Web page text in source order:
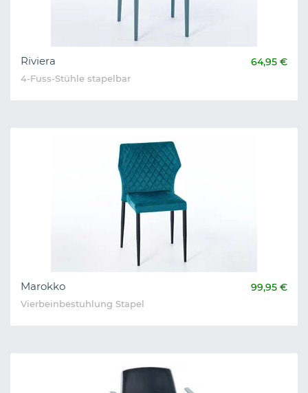
Riviera 64,95 €
4-Fuss-Stühle stapelbar
Marokko 99,95 €
Vierbeinbestuhlung Stapel